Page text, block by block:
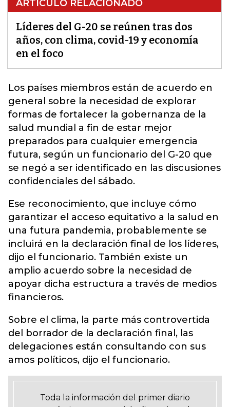
ARTÍCULO RELACIONADO
Líderes del G-20 se reúnen tras dos
años, con clima, covid-19 y economía
en el foco
Los países miembros están de acuerdo en
general sobre la necesidad de explorar
formas de fortalecer la gobernanza de la
salud mundial a fin de estar mejor
preparados para cualquier emergencia
futura, según un funcionario del G-20 que
se negó a ser identificado en las discusiones
confidenciales del sábado.
Ese reconocimiento, que incluye cómo
garantizar el acceso equitativo a la salud en
una futura pandemia, probablemente se
incluirá en la declaración final de los líderes,
dijo el funcionario. También existe un
amplio acuerdo sobre la necesidad de
apoyar dicha estructura a través de medios
financieros.
Sobre el clima, la parte más controvertida
del borrador de la declaración final, las
delegaciones están consultando con sus
amos políticos, dijo el funcionario.
Toda la información del primer diario